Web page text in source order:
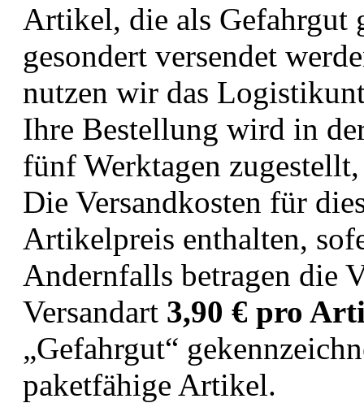
Artikel, die als Gefahrgut
gesondert versendet
nutzen wir das
Ihre Bestellung wird in
fünf Werktagen
Die Versandkosten für
Artikelpreis enthalten,
Andernfalls betragen die
Versandart 3,90 € pro
„Gefahrgut“
paketfähige Artikel.